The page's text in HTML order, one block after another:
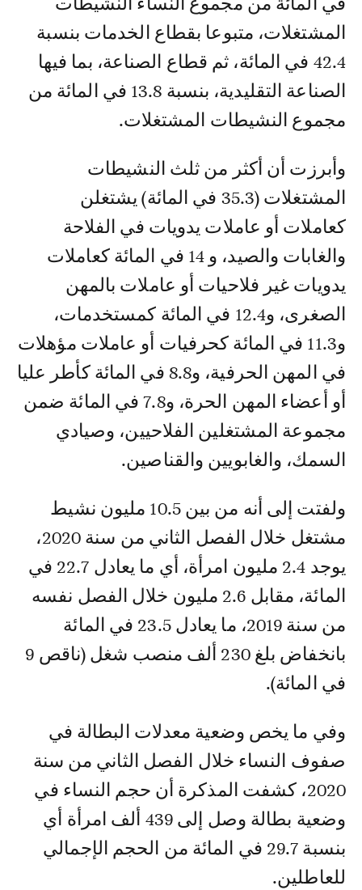
المشتغلات، متبوعا بقطاع الخدمات بنسبة
42.4 في المائة، ثم قطاع الصناعة، بما فيها
الصناعة التقليدية، بنسبة 13.8 في المائة من
مجموع النشيطات المشتغلات.
وأبرزت أن أكثر من ثلث النشيطات
المشتغلات (35.3 في المائة) يشتغلن
كعاملات أو عاملات يدويات في الفلاحة
والغابات والصيد، و 14 في المائة كعاملات
يدويات غير فلاحيات أو عاملات بالمهن
الصغرى، و12.4 في المائة كمستخدمات،
و11.3 في المائة كحرفيات أو عاملات مؤهلات
في المهن الحرفية، و8.8 في المائة كأطر عليا
أو أعضاء المهن الحرة، و7.8 في المائة ضمن
مجموعة المشتغلين الفلاحيين، وصيادي
السمك، والغابويين والقناصين.
ولفتت إلى أنه من بين 10.5 مليون نشيط
مشتغل خلال الفصل الثاني من سنة 2020،
يوجد 2.4 مليون امرأة، أي ما يعادل 22.7 في
المائة، مقابل 2.6 مليون خلال الفصل نفسه
من سنة 2019، ما يعادل 23.5 في المائة
بانخفاض بلغ 230 ألف منصب شغل (ناقص 9
في المائة).
وفي ما يخص وضعية معدلات البطالة في
صفوف النساء خلال الفصل الثاني من سنة
2020، كشفت المذكرة أن حجم النساء في
وضعية بطالة وصل إلى 439 ألف امرأة أي
بنسبة 29.7 في المائة من الحجم الإجمالي
للعاطلين.